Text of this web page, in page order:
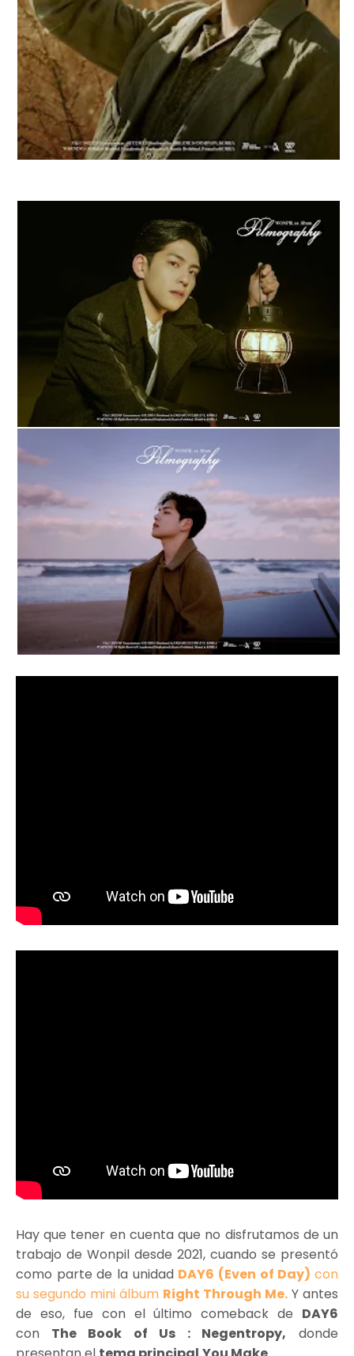
Hay que tener en cuenta que no disfrutamos de un
trabajo de Wonpil desde 2021, cuando se presentó
como parte de la unidad DAY6 (Even of Day)con
su segundo mini álbum Right Through Me. Y antes
de eso, fue con el último comeback de DAY6
con
The Book of Us : Negentropy, donde